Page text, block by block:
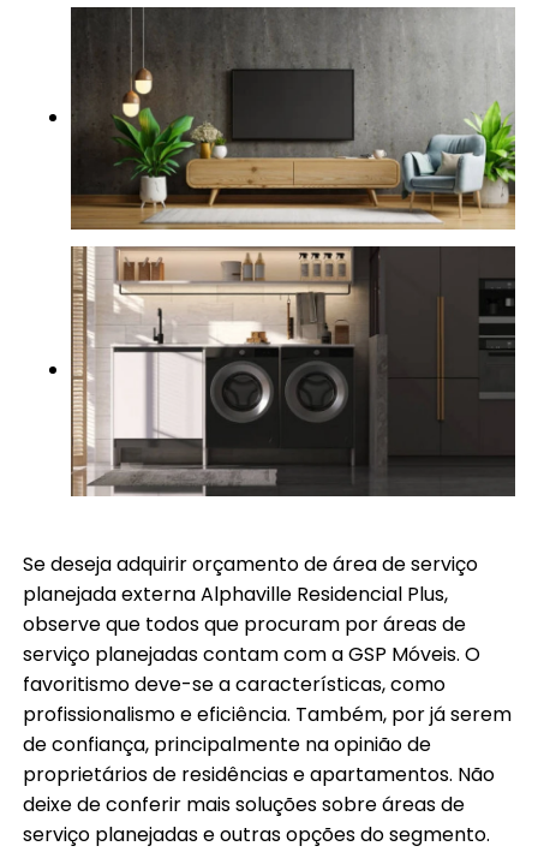
Se deseja adquirir orçamento de área de serviço
planejada externa Alphaville Residencial Plus,
observe que todos que procuram por áreas de
serviço planejadas contam com a GSP Móveis. O
favoritismo deve-se a características, como
profissionalismo e eficiência. Também, por já serem
de confiança, principalmente na opinião de
proprietários de residências e apartamentos. Não
deixe de conferir mais soluções sobre áreas de
serviço planejadas e outras opções do segmento.